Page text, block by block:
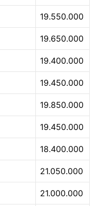
19.550.000
19.650.000
19.400.000
19.450.000
19.850.000
19.450.000
18.400.000
21.050.000
21.000.000